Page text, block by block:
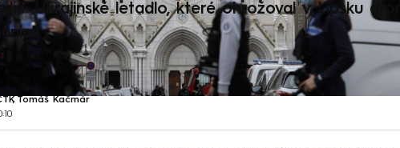
Ukrajinské letadlo, které ohrožoval v Lipsku dron,
, Tomáš Kačmár